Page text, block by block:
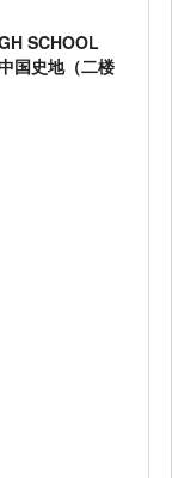
SCHOOL
国史地（二楼